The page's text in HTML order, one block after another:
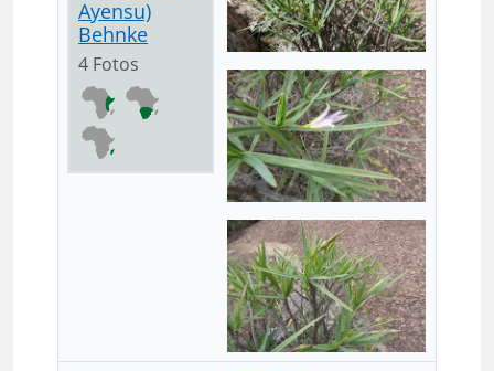
Ayensu)
Behnke
4 Fotos